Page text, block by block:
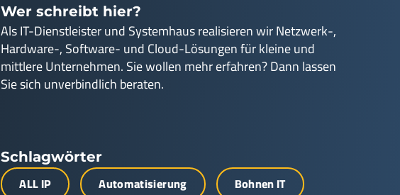
Wer schreibt hier?
Als IT-Dienstleister und Systemhaus realisieren wir Netzwerk-,
Hardware-, Software- und Cloud-Lösungen für kleine und
mittlere Unternehmen. Sie wollen mehr erfahren? Dann lassen
Sie sich unverbindlich beraten.
Schlagwörter
ALL IP Automatisierung
Bohnen IT